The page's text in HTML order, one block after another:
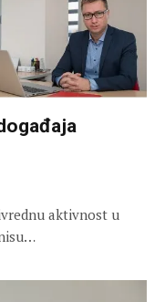
aktivnost u